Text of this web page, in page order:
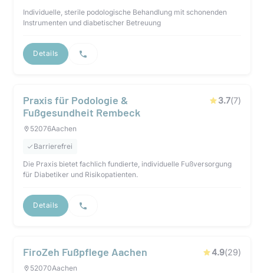
Individuelle, sterile podologische Behandlung mit schonenden
Instrumenten und diabetischer Betreuung
Details
Praxis für Podologie &
Fußgesundheit Rembeck
3.7(7)
52076Aachen
Barrierefrei
Die Praxis bietet fachlich fundierte, individuelle Fußversorgung
für Diabetiker und Risikopatienten.
Details
FiroZeh Fußpflege Aachen 4.9(29)
52070Aachen